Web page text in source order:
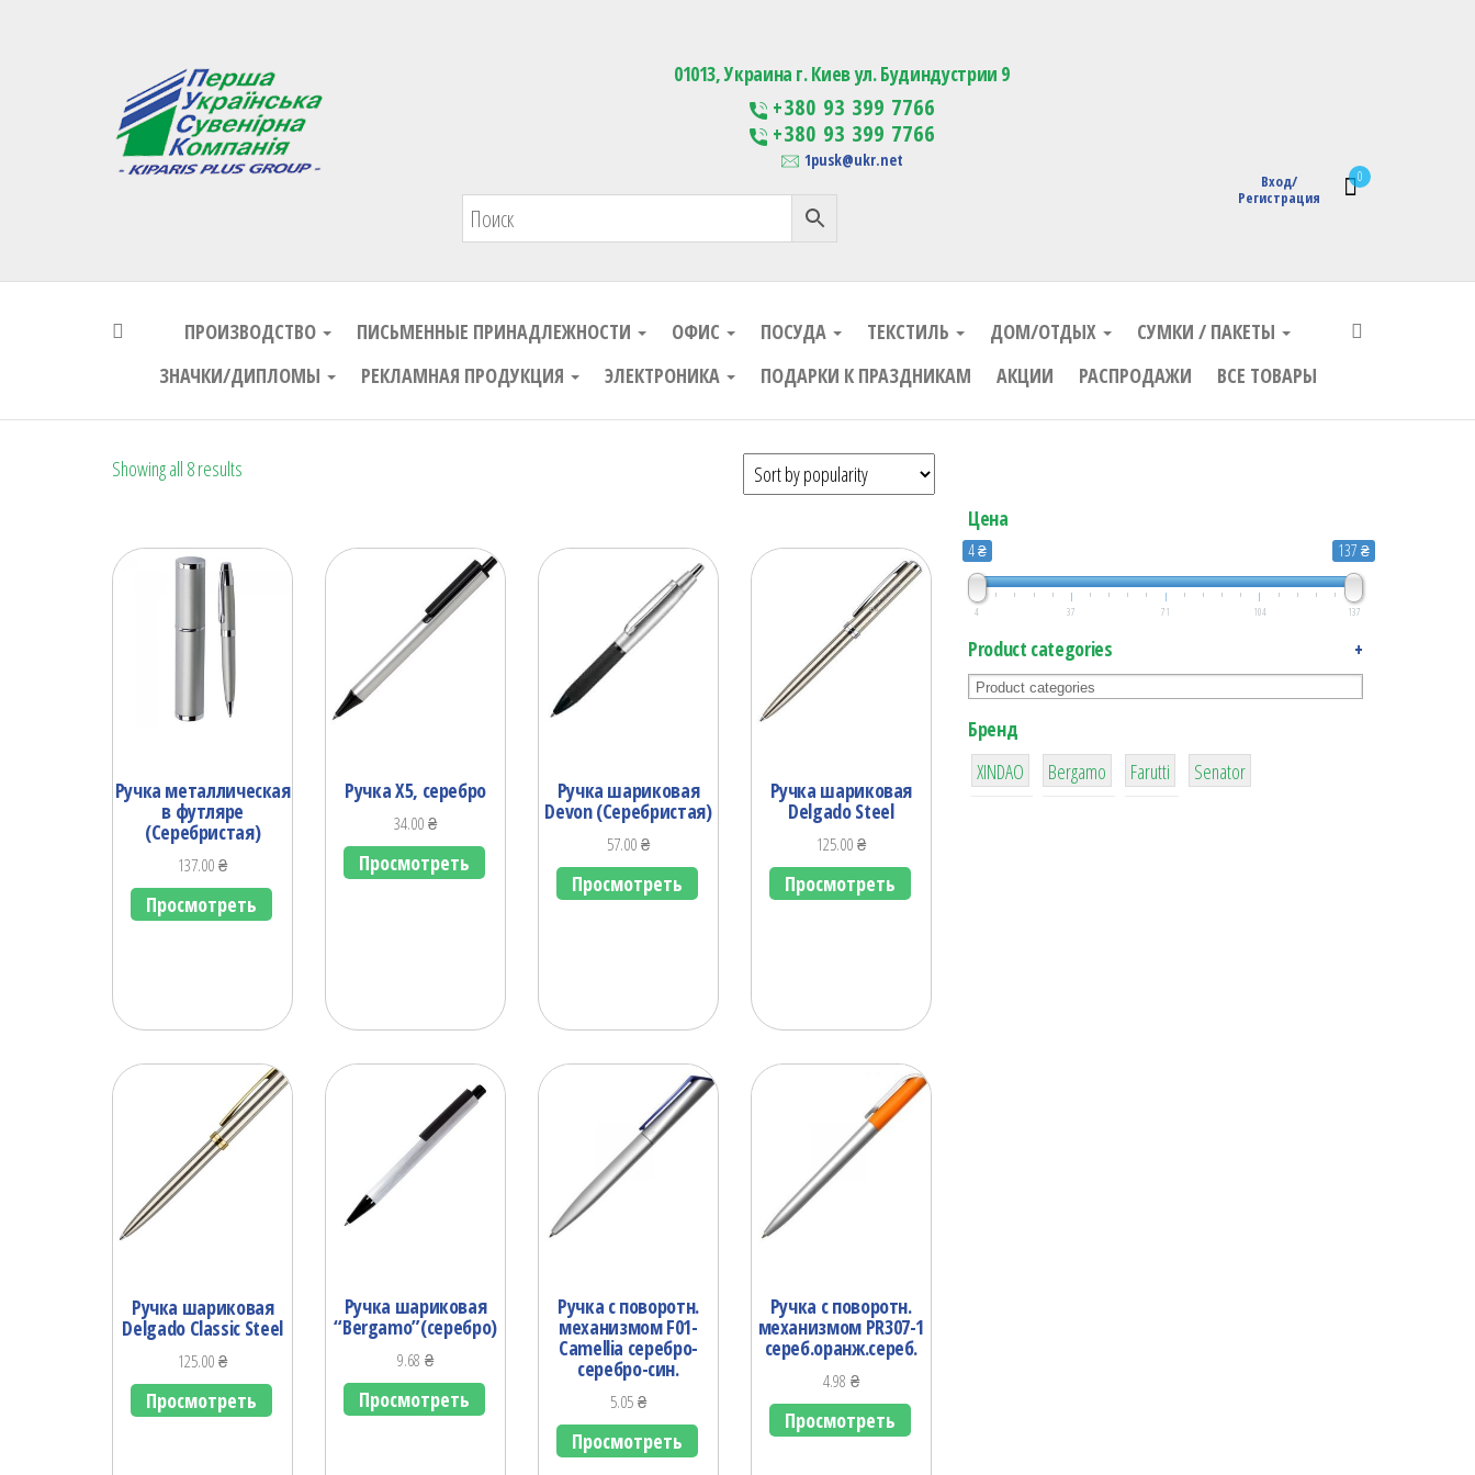
Первая Украинская Сувенирная Компания Изготовление сувенирной продукции с логотипом
0
Вход/
Регистрация
01013, Украина г. Киев ул. Будиндустрии 9
+380 93 399 7766
+380 93 399 7766
1pusk@ukr.net
ПРОИЗВОДСТВО ПИСЬМЕННЫЕ ПРИНАДЛЕЖНОСТИ ОФИС ПОСУДА ТЕКСТИЛЬ ДОМ/ОТДЫХ
СУМКИ / ПАКЕТЫ
ЗНАЧКИ/ДИПЛОМЫ
РЕКЛАМНАЯ ПРОДУКЦИЯ ЭЛЕКТРОНИКА ПОДАРКИ К ПРАЗДНИКАМ АКЦИИ РАСПРОДАЖИ ВСЕ ТОВАРЫ
Showing all 8 results
Ручка металлическая
в футляре
(Серебристая)
137.00₴
Просмотреть
Ручка X5, серебро
34.00₴
Просмотреть
Ручка шариковая
Devon (Серебристая)
57.00₴
Просмотреть
Ручка шариковая
Delgado Steel
125.00₴
Просмотреть
Ручка шариковая
Delgado Classic Steel
125.00₴
Просмотреть
Ручка шариковая
“Bergamo”(серебро)
9.68₴
Просмотреть
Ручка с поворотн.
механизмом F01-
Camellia серебро-
серебро-син.
5.05₴
Просмотреть
Ручка с поворотн.
механизмом PR307-1
сереб.оранж.сереб.
4.98 ₴
Просмотреть
Цена
4 ₴ 137 ₴
4 37 71 104 137
Product categories +
Бренд
1
XINDAO
1
Bergamo
2
Farutti
3
Senator